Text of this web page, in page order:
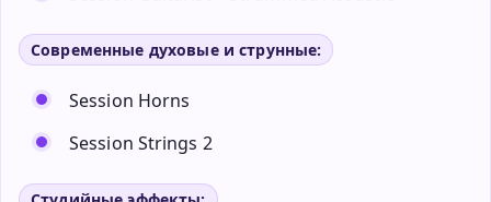
Современные духовые и струнные:
Session Horns
Session Strings 2